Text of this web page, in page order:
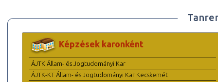
Képzések karonként
ÁJTK Állam- és Jogtudományi Kar
ÁJTK-KT Állam- és Jogtudományi Kar Kecskemét